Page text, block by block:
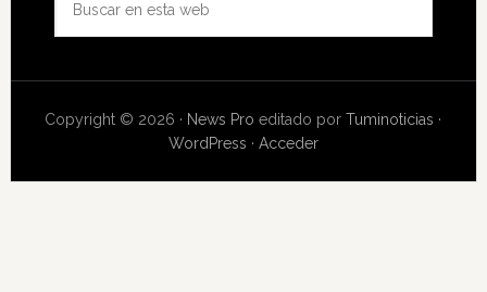
web
Copyright © 2026 · News Pro editado porTuminoticias ·
WordPress · Acceder